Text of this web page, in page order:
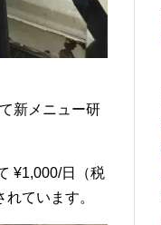
新メニュー研
¥1,000/日（税
ています。